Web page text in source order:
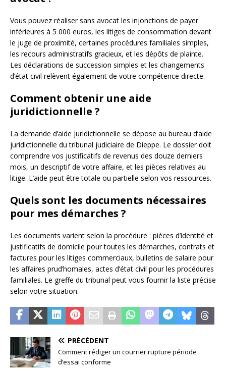
Vous pouvez réaliser sans avocat les injonctions de payer
inférieures à 5 000 euros, les litiges de consommation devant
le juge de proximité, certaines procédures familiales simples,
les recours administratifs gracieux, et les dépôts de plainte.
Les déclarations de succession simples et les changements
d’état civil relèvent également de votre compétence directe.
Comment obtenir une aide
juridictionnelle ?
La demande d’aide juridictionnelle se dépose au bureau d’aide
juridictionnelle du tribunal judiciaire de Dieppe. Le dossier doit
comprendre vos justificatifs de revenus des douze derniers
mois, un descriptif de votre affaire, et les pièces relatives au
litige. L’aide peut être totale ou partielle selon vos ressources.
Quels sont les documents nécessaires
pour mes démarches ?
Les documents varient selon la procédure : pièces d’identité et
justificatifs de domicile pour toutes les démarches, contrats et
factures pour les litiges commerciaux, bulletins de salaire pour
les affaires prud’homales, actes d’état civil pour les procédures
familiales. Le greffe du tribunal peut vous fournir la liste précise
selon votre situation.
PRÉCÉDENT
Comment rédiger un courrier rupture période
d’essai conforme